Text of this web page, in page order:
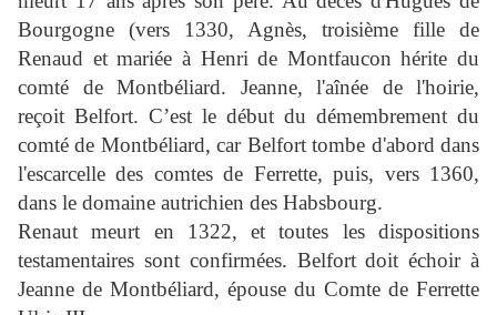
Bourgogne (vers 1330, Agnès, troisième fille de
Renaud et mariée à Henri de Montfaucon hérite du
comté de Montbéliard. Jeanne, l'aînée de l'hoirie,
reçoit Belfort. C’est le début du démembrement du
comté de Montbéliard, car Belfort tombe d'abord dans
l'escarcelle des comtes de Ferrette, puis, vers 1360,
dans le domaine autrichien des Habsbourg.
Renaut meurt en 1322, et toutes les dispositions
testamentaires sont confirmées. Belfort doit échoir à
Jeanne de Montbéliard, épouse du Comte de Ferrette